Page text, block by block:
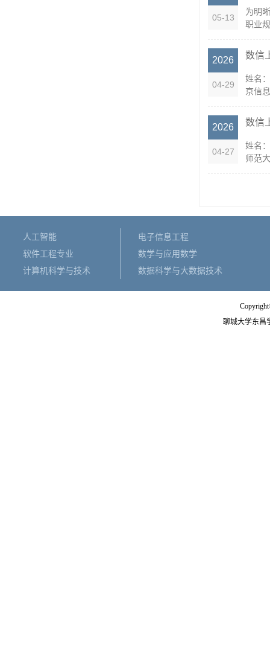
05-13
为明
职业
2026
04-29
数信
姓名
京信
2026
04-27
数信
姓名
师范
人工智能
软件工程专业
计算机科学与技术
电子信息工程
数学与应用数学
数据科学与大数据技术
聊城大学东昌